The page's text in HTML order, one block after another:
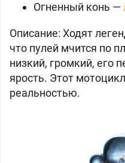
Огненный конь —
Описание: Ходят
что пулей мчится по
низкий, громкий, его
ярость. Этот
реальностью.